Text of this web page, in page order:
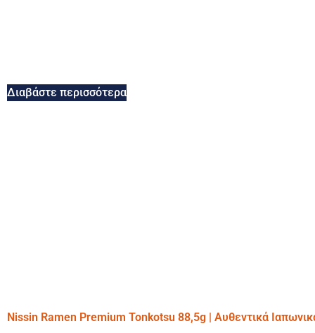
Διαβάστε περισσότερα
Nissin Ramen Premium Tonkotsu 88,5g | Αυθεντικά